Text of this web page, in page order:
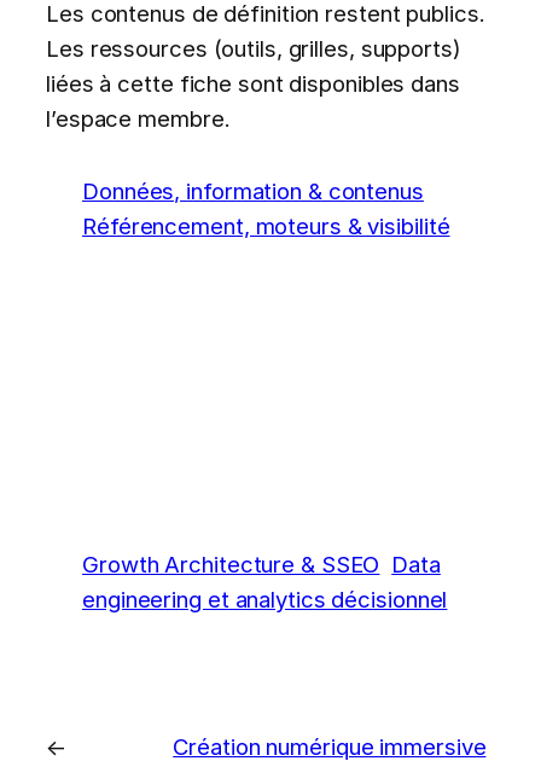
Les contenus de définition restent publics.
Les ressources (outils, grilles, supports)
liées à cette fiche sont disponibles dans
l’espace membre.
Données, information & contenus
Référencement, moteurs & visibilité
Growth Architecture & SSEO Data
engineering et analytics décisionnel
←
Création numérique immersive